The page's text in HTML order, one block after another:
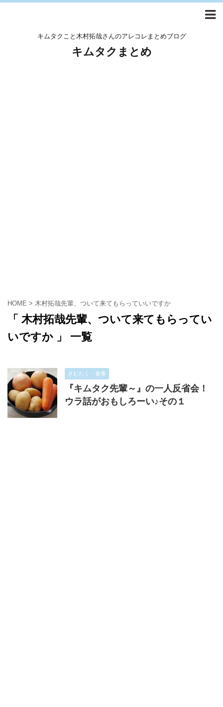
キムタクこと木村拓哉さんのアレコレまとめブログ
キムタクまとめ
HOME > 木村拓哉先輩、ついて来てもらっていいですか
「 木村拓哉先輩、ついて来てもらってい
いですか 」 一覧
きむたく 食事
『キムタク先輩～』の一人反省会！
ウラ話がおもしろーい♪その１